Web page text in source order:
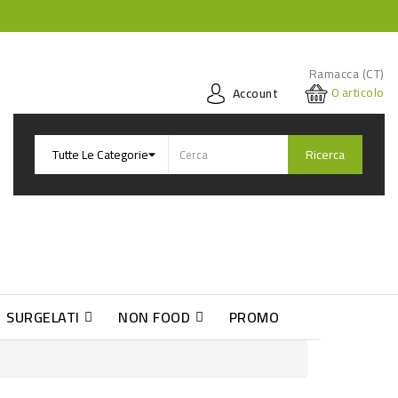
Ramacca (CT)
Account
0articolo
Ricerca
SURGELATI NON FOOD PROMO